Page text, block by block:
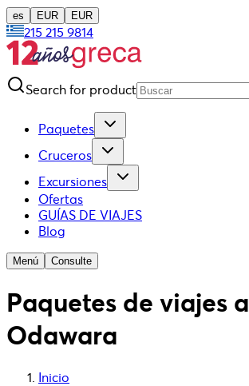
es EUR EUR
215 215 9814
Search for product
Paquetes
Cruceros
Excursiones
Ofertas
GUÍAS DE VIAJES
Blog
Menú Consulte
Paquetes de viajes a
Odawara
Inicio